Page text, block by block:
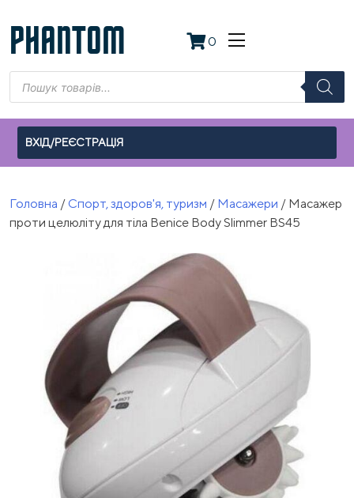
to
content
PHANTOM 0
Пошук
товарів
ВХІД/РЕЄСТРАЦІЯ
Головна /Спорт, здоров'я, туризм / Масажери / Масажер
проти целюліту для тіла Benice Body Slimmer BS45